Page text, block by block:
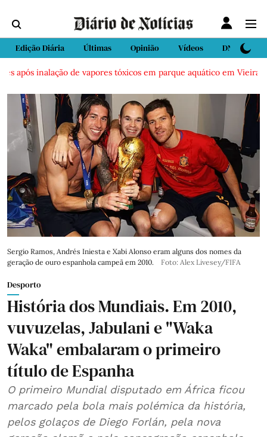
Edição Diária Últimas Opinião Vídeos DN Sport
de vapores tóxicos em parque aquático em Vieira de Leiria
Sergio Ramos, Andrés Iniesta e Xabi Alonso eram alguns dos nomes da
geração de ouro espanhola campeã em 2010.
Foto: Alex Livesey/FIFA
Desporto
História dos Mundiais. Em 2010,
vuvuzelas, Jabulani e "Waka
Waka" embalaram o primeiro
título de Espanha
O primeiro Mundial disputado em África ficou
marcado pela bola mais polémica da história,
pelos golaços de Diego Forlán, pela nova